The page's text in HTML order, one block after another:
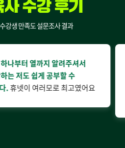
강생 만족도 설문조사 결과
하나부터 열까지 알려주셔서
는 저도 쉽게 공부할 수
.휴넷이 여러모로 최고였어요